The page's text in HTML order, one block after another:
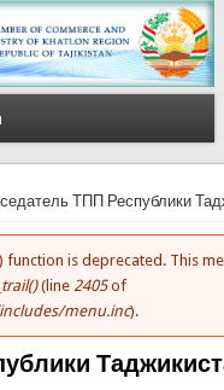
ТПП Республики
function is deprecated. This
(line 2405of
menu.inc).